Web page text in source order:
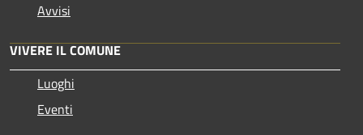
Avvisi
VIVERE IL COMUNE
Luoghi
Eventi